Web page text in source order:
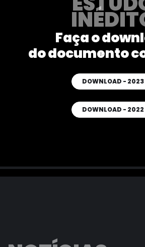
Faça o
do documento
DOWNLOAD - 2023
DOWNLOAD - 2022